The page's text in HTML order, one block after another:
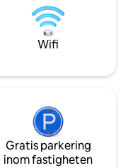
på
concierge-
valfria tillägg
privata kockar,
och transport
Wifi
Gratis parkering
inom fastigheten